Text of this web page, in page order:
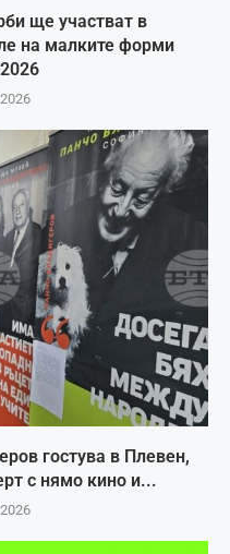
ще участват в
на малките форми
гостува в Плевен,
с нямо кино и...